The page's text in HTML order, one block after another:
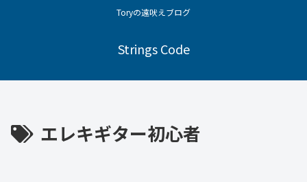
Toryの遠吠えブログ
Strings Code
エレキギター初心者